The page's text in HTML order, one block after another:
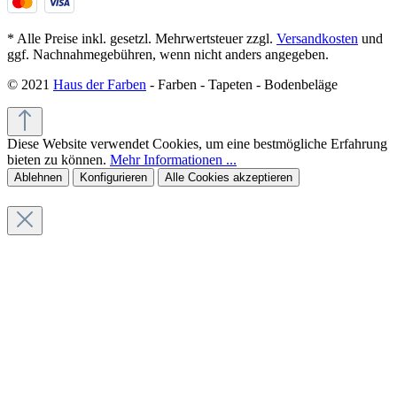
* Alle Preise inkl. gesetzl. Mehrwertsteuer zzgl. Versandkosten und
ggf. Nachnahmegebühren, wenn nicht anders angegeben.
© 2021 Haus der Farben - Farben - Tapeten - Bodenbeläge
Diese Website verwendet Cookies, um eine bestmögliche Erfahrung
bieten zu können. Mehr Informationen ...
Ablehnen Konfigurieren Alle Cookies akzeptieren